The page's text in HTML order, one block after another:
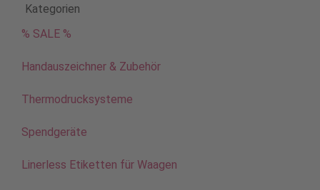
Kategorien
% SALE %
Handauszeichner & Zubehör
Thermodrucksysteme
Spendgeräte
Linerless Etiketten für Waagen